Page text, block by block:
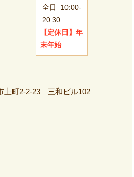
全日
10:00-
20:30
【定休日】 年
末年始
上町2-2-23 三和ビル102